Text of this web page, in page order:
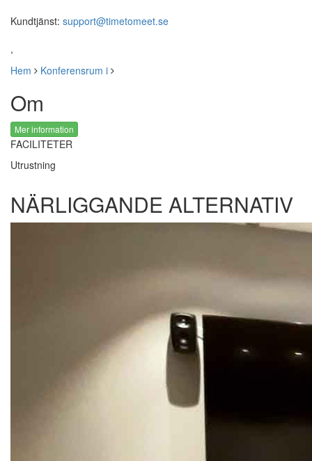
Kundtjänst: support@timetomeet.se
,
Hem
Konferensrum i
Om
Mer information
FACILITETER
Utrustning
NÄRLIGGANDE ALTERNATIV